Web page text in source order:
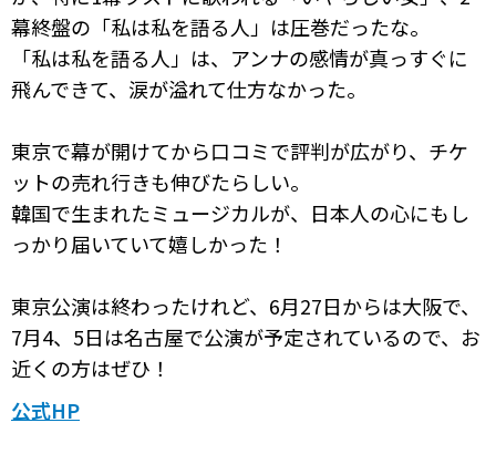
幕終盤の「私は私を語る人」は圧巻だったな。
「私は私を語る人」は、アンナの感情が真っすぐに
飛んできて、涙が溢れて仕方なかった。
東京で幕が開けてから口コミで評判が広がり、チケ
ットの売れ行きも伸びたらしい。
韓国で生まれたミュージカルが、日本人の心にもし
っかり届いていて嬉しかった！
東京公演は終わったけれど、6月27日からは大阪で、
7月4、5日は名古屋で公演が予定されているので、お
近くの方はぜひ！
公式HP